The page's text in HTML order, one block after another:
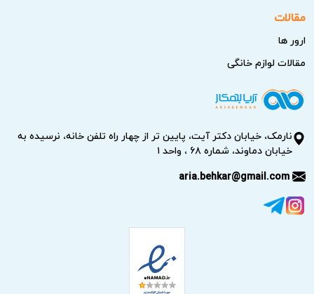
مقالات
ارور ها
مقالات لوازم خانگی
نارمک، خیابان دکتر آیت، پایین تر از چهار راه تلفن خانه، نرسیده به
خیابان دماوند، شماره ۶۸ ، واحد ۱
aria.behkar@gmail.com